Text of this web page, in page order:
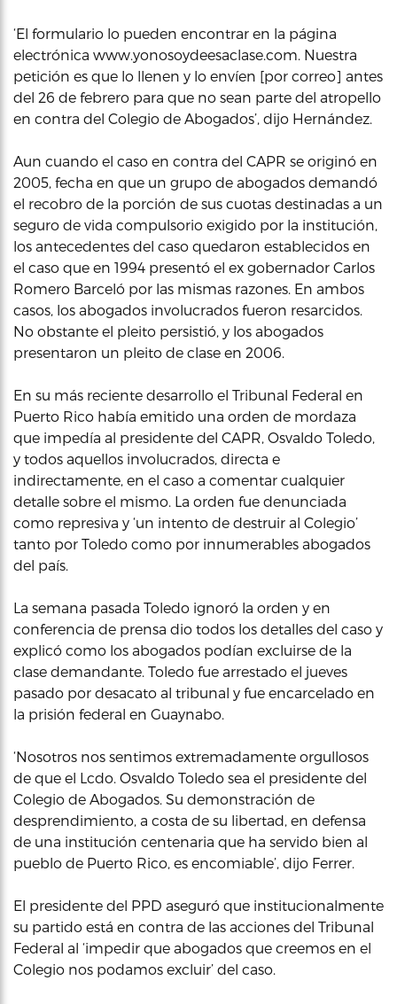
‘El formulario lo pueden encontrar en la página
electrónica www.yonosoydeesaclase.com. Nuestra
petición es que lo llenen y lo envíen [por correo] antes
del 26 de febrero para que no sean parte del atropello
en contra del Colegio de Abogados’, dijo Hernández.
Aun cuando el caso en contra del CAPR se originó en
2005, fecha en que un grupo de abogados demandó
el recobro de la porción de sus cuotas destinadas a un
seguro de vida compulsorio exigido por la institución,
los antecedentes del caso quedaron establecidos en
el caso que en 1994 presentó el ex gobernador Carlos
Romero Barceló por las mismas razones. En ambos
casos, los abogados involucrados fueron resarcidos.
No obstante el pleito persistió, y los abogados
presentaron un pleito de clase en 2006.
En su más reciente desarrollo el Tribunal Federal en
Puerto Rico había emitido una orden de mordaza
que impedía al presidente del CAPR, Osvaldo Toledo,
y todos aquellos involucrados, directa e
indirectamente, en el caso a comentar cualquier
detalle sobre el mismo. La orden fue denunciada
como represiva y ‘un intento de destruir al Colegio’
tanto por Toledo como por innumerables abogados
del país.
La semana pasada Toledo ignoró la orden y en
conferencia de prensa dio todos los detalles del caso y
explicó como los abogados podían excluirse de la
clase demandante. Toledo fue arrestado el jueves
pasado por desacato al tribunal y fue encarcelado en
la prisión federal en Guaynabo.
‘Nosotros nos sentimos extremadamente orgullosos
de que el Lcdo. Osvaldo Toledo sea el presidente del
Colegio de Abogados. Su demonstración de
desprendimiento, a costa de su libertad, en defensa
de una institución centenaria que ha servido bien al
pueblo de Puerto Rico, es encomiable’, dijo Ferrer.
El presidente del PPD aseguró que institucionalmente
su partido está en contra de las acciones del Tribunal
Federal al ‘impedir que abogados que creemos en el
Colegio nos podamos excluir’ del caso.